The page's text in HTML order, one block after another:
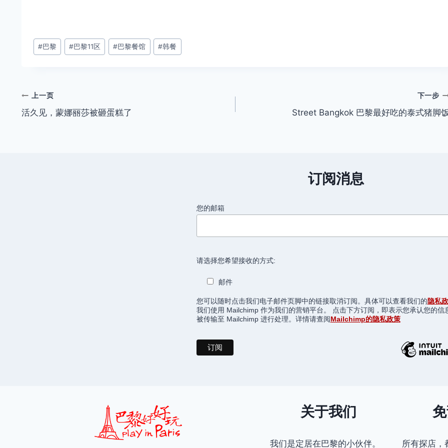
文
章
#巴黎 #巴黎11区 #巴黎餐馆 #韩餐
文
章
上一页
活久见，蒙娜丽莎被砸蛋糕了
下一步
Street Bangkok 巴黎最好吃的泰式猪脚
订阅消息
您的邮箱
请选择您希望接收的方式:
邮件
您可以随时点击我们电子邮件页脚中的链接取消订阅。具体可以查看我们的隐私
我们使用 Mailchimp 作为我们的营销平台。 点击下方订阅，即表示您承认您的信
被传输至 Mailchimp 进行处理。详情请查阅Mailchimp的隐私政策
关于我们
我们是定居在巴黎的小伙伴。 所有探店，